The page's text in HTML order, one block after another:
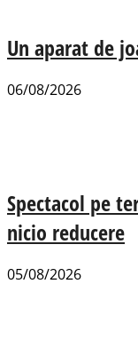
Un aparat de
06/08/2026
Spectacol pe
nicio reducere
05/08/2026